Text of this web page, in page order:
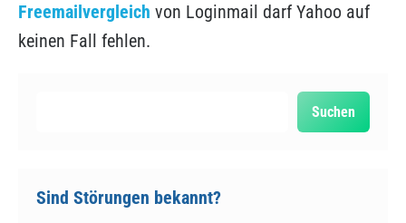
Freemailvergleich von Loginmail darf Yahoo auf
keinen Fall fehlen.
Suchen
Sind Störungen bekannt?